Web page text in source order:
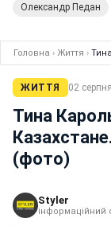
Олександр Педан
Головна › Життя ›
ЖИТТЯ 02
Тина
(фото)
Styler
інформаційний